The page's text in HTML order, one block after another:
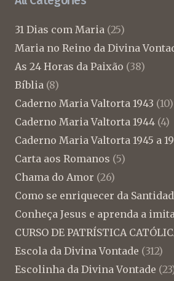
31 Dias com Maria (25)
Maria no Reino da Divina
As 24 Horas da Paixão (38)
Bíblia (8)
Caderno Maria Valtorta 1943 (10)
Caderno Maria Valtorta 1944 (4)
Caderno Maria Valtorta 1945 a
Carta aos Romanos (5)
Chama do Amor (26)
Como se enriquecer da
Conheça Jesus e aprenda a
CURSO DE PATRÍSTICA
Escola da Divina Vontade (312)
Escolinha da Divina Vontade